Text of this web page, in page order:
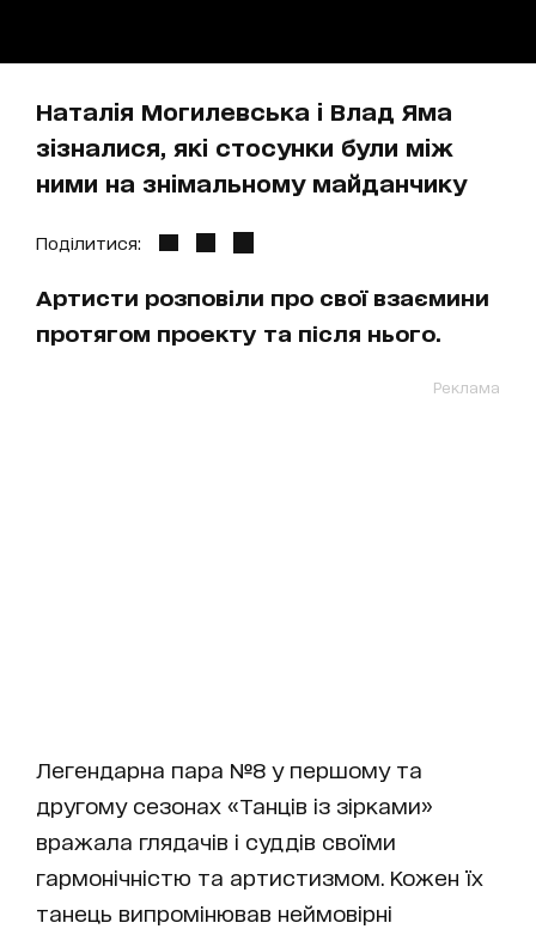
Наталія Могилевська і Влад Яма
зізналися, які стосунки були між
ними на знімальному майданчику
Поділитися:
Артисти розповіли про свої взаємини
протягом проекту та після нього.
Реклама
Легендарна пара №8 у першому та
другому сезонах «Танців із зірками»
вражала глядачів і суддів своїми
гармонічністю та артистизмом. Кожен їх
танець випромінював неймовірні